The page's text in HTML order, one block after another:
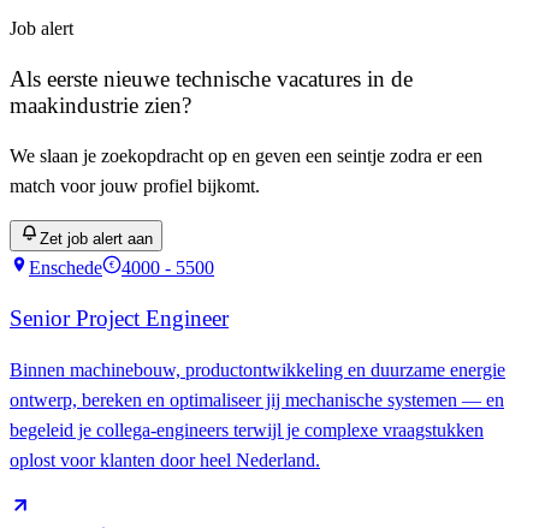
Job alert
Als eerste nieuwe technische vacatures in de
maakindustrie zien?
We slaan je zoekopdracht op en geven een seintje zodra er een
match voor jouw profiel bijkomt.
Zet job alert aan
Enschede € 4000 - 5500
Senior Project Engineer
Binnen machinebouw, productontwikkeling en duurzame energie
ontwerp, bereken en optimaliseer jij mechanische systemen — en
begeleid je collega-engineers terwijl je complexe vraagstukken
oplost voor klanten door heel Nederland.